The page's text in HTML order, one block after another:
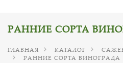
РАННИЕ СОРТА
ГЛАВНАЯ КАТАЛОГ
РАННИЕ СОРТА ВИНОГРАДА